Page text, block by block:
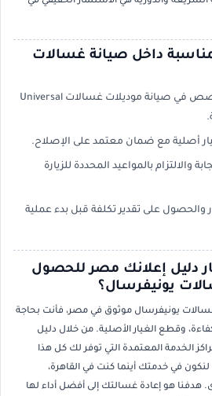
داخل صيانة غسالات
تأكد من أن المركز متخصص في صيانة موديلات غسالات Universal
أصلية مع ضمان معتمد على الإصلاح.
بالمواعيد المحددة للزيارة
على تقدير تكلفة قبل بدء عملية
دليل إعلانك مصر للحصول
يونيفرسال؟
يونيفرسال موثوق في مصر، فأنت بحاجة
وقطع الغيار الأصلية. من خلال دليل
الخدمة المعتمدة التي توفر لك كل هذا
على مدار 24 ساعة لنكون في خدمتك أينما كنت في القاهرة،
هدفنا هو إعادة غسالتك إلى أفضل أداء لها